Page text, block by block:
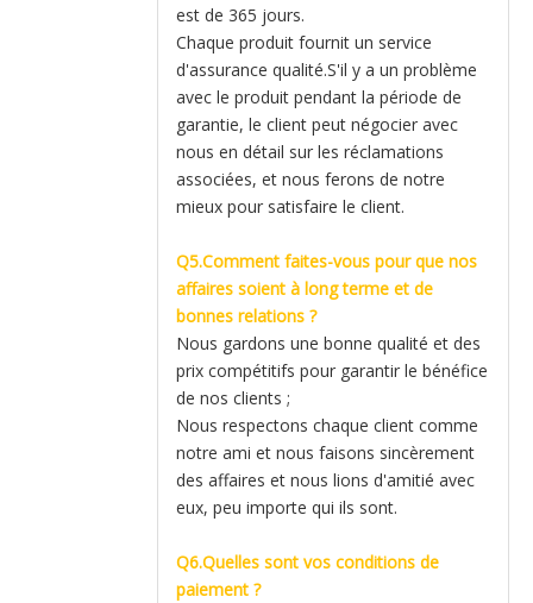
est de 365 jours.
Chaque produit fournit un service
d'assurance qualité.S'il y a un problème
avec le produit pendant la période de
garantie, le client peut négocier avec
nous en détail sur les réclamations
associées, et nous ferons de notre
mieux pour satisfaire le client.
Q5.Comment faites-vous pour que nos
affaires soient à long terme et de
bonnes relations ?
Nous gardons une bonne qualité et des
prix compétitifs pour garantir le bénéfice
de nos clients ;
Nous respectons chaque client comme
notre ami et nous faisons sincèrement
des affaires et nous lions d'amitié avec
eux, peu importe qui ils sont.
Q6.Quelles sont vos conditions de
paiement ?